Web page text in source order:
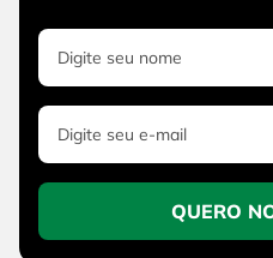
QUERO